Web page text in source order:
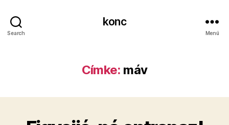
Search
konc
Menü
Címke: máv